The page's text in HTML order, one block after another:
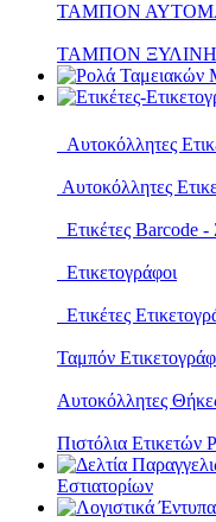
ΤΑΜΠΟΝ
ΤΑΜΠΟΝ
Αυτοκόλλητες
Αυτοκόλλητες
Ετικέτες Barcode -
Ετικετογράφοι
Ετικέτες
Ταμπόν
Αυτοκόλλητες
Πιστόλια Ετικετών
Εστιατορίων